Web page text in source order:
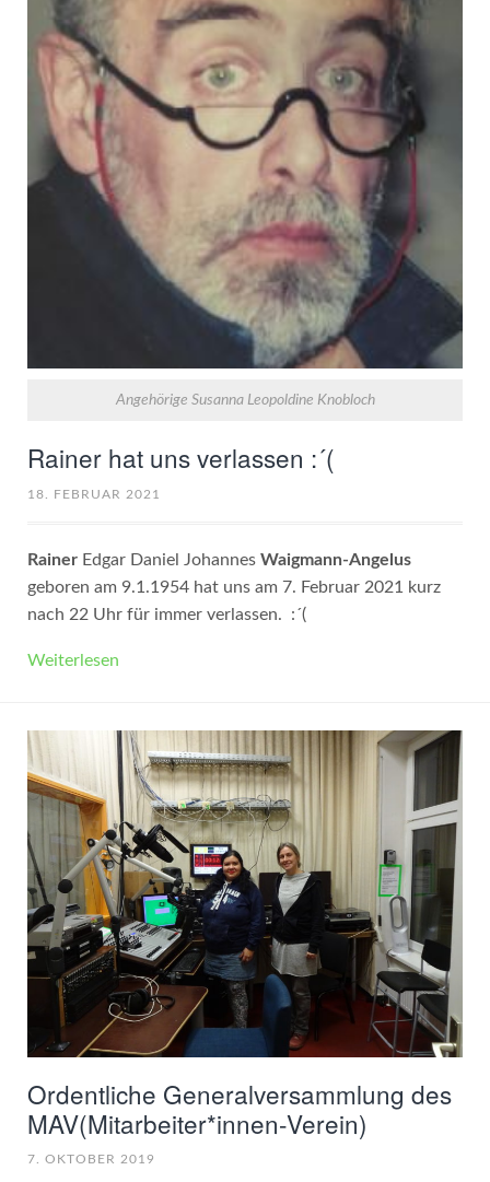
Angehörige Susanna Leopoldine Knobloch
Rainer hat uns verlassen :´(
18. FEBRUAR 2021
RainerEdgar Daniel Johannes Waigmann-Angelus
geboren am 9.1.1954 hat uns am 7. Februar 2021 kurz
nach 22 Uhr für immer verlassen. :´(
Weiterlesen
Ordentliche Generalversammlung des
MAV(Mitarbeiter*innen-Verein)
7. OKTOBER 2019